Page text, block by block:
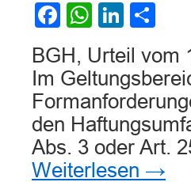
Facebook
BGH, Urteil vom
Im
den
Abs. 3 oder Art.
Weiterlesen →